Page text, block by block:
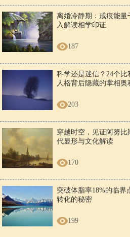
离婚冷静期：戒痕能
入解读相学印证
187
科学还是迷信？24个
人格背后隐藏的掌相奥
203
穿越时空，见证阿努
代显形与文化解读
170
突破体脂率18%的临
转化的秘密
199